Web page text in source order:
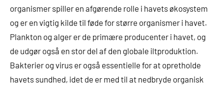
organismer spiller en afgørende rolle i havets økosystem
og er en vigtig kilde til føde for større organismer i havet.
Plankton og alger er de primære producenter i havet, og
de udgør også en stor del af den globale iltproduktion.
Bakterier og virus er også essentielle for at opretholde
havets sundhed, idet de er med til at nedbryde organisk